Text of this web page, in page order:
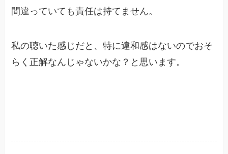
間違っていても責任は持てません。
私の聴いた感じだと、特に違和感はないのでおそ
らく正解なんじゃないかな？と思います。